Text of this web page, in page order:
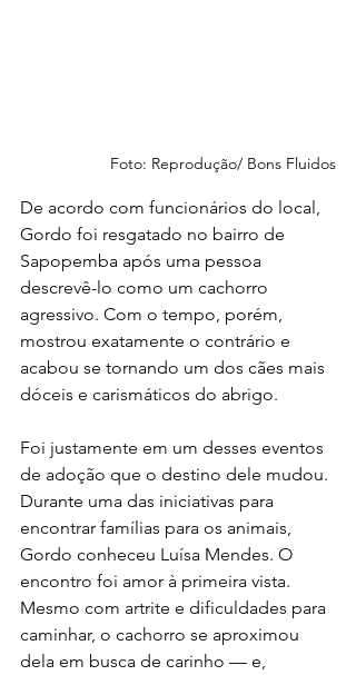
Foto: Reprodução/ Bons Fluidos
De acordo com funcionários do local,
Gordo foi resgatado no bairro de
Sapopemba após uma pessoa
descrevê-lo como um cachorro
agressivo. Com o tempo, porém,
mostrou exatamente o contrário e
acabou se tornando um dos cães mais
dóceis e carismáticos do abrigo.
Foi justamente em um desses eventos
de adoção que o destino dele mudou.
Durante uma das iniciativas para
encontrar famílias para os animais,
Gordo conheceu Luísa Mendes. O
encontro foi amor à primeira vista.
Mesmo com artrite e dificuldades para
caminhar, o cachorro se aproximou
dela em busca de carinho — e,